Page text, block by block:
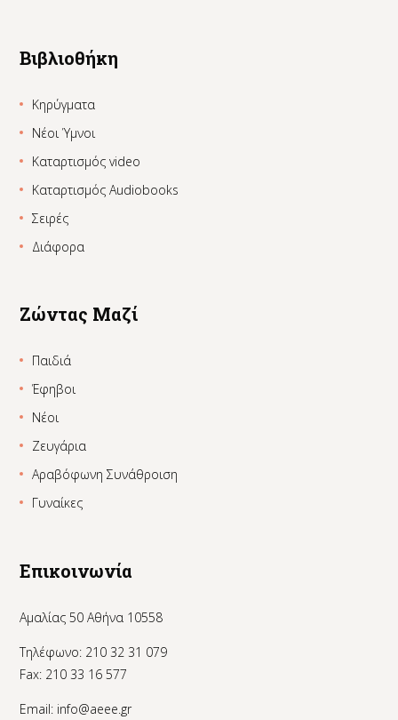
Βιβλιοθήκη
Κηρύγματα
Νέοι Ύμνοι
Καταρτισμός video
Καταρτισμός Audiobooks
Σειρές
Διάφορα
Ζώντας Μαζί
Παιδιά
Έφηβοι
Νέοι
Ζευγάρια
Αραβόφωνη Συνάθροιση
Γυναίκες
Επικοινωνία
Αμαλίας 50 Αθήνα 10558
Τηλέφωνο: 210 32 31 079
Fax: 210 33 16 577
Email: info@aeee.gr